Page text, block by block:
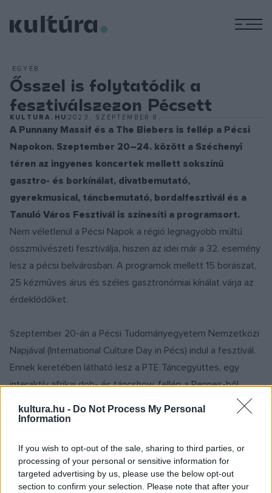
kultura.hu - Do Not Process My Personal
Information
If you wish to opt-out of the sale, sharing to third parties, or
processing of your personal or sensitive information for
targeted advertising by us, please use the below opt-out
section to confirm your selection. Please note that after your
EGYÉB
Ősszel is folytatódik a
fesztiválszezon Pécsett
KULTURA.HU 2023. SZEPTEMBER 8.
A Punnany Massif és a The Biebers is fellép a Pécsi
Napokon. Szeptember 20–24. között a Széchenyi
téren az ingyenes koncertek mellett sokszínű
gasztro- és borkínálat, divatbemutató,
gyerekmusical, táncbemutató, bordalfesztivál és a
Tanuló Város Fesztivál is színesíti a programsort.
Nem véletlenül a Pécsi Napok a régió legnagyobb múltú
összművészeti fesztiválja, hiszen az idei már a 32. esemény
lesz a pécsi belvárosban. A programok mellett 15 borászat,
25 kézműves árus és széles gasztronómiai kínálat várja az
érdeklődőket.
Szeptember 20-án a Pécsi Tudományegyetem Nemzetközi
Napjával (International Culture Day in Pécs) indul a fesztivál.
Ennek keretében látható lesz a PTE Táncegyüttes, egy
interaktív afrikai dob- és táncshow, fellép a Rennes-ből
(Franciaország) érkező és hazánkban most debütáló francia
énekes-dalszerző ERUAL, valamint a magyar zenei életben
formációban lép majd színpadra.
Szeptember 21-én Arad Napját ünneplik a résztvevők, este